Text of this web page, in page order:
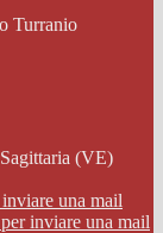
Turranio
(VE)
una mail
inviare una mail